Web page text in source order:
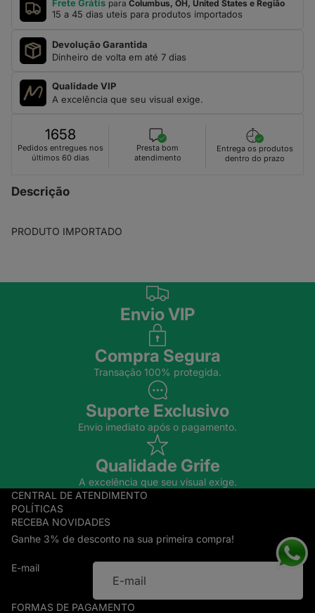
Frete Grátis para Columbus, OH, United States e Região
15 a 45 dias uteis para produtos importados
Devolução Garantida
Dinheiro de volta em até 7 dias
Qualidade VIP
A excelência que seu visual exige.
1658
Pedidos entregues nos
últimos 60 dias
Presta bom
atendimento
Entrega os produtos
dentro do prazo
Descrição
PRODUTO IMPORTADO
Envio VIP
Compra Segura
Transação 100% protegida.
Suporte Exclusivo
Envio imediato após o pagamento.
Qualidade Grife
A excelência que seu visual exige.
CENTRAL DE ATENDIMENTO
POLÍTICAS
RECEBA NOVIDADES
Ganhe 3% de desconto na sua primeira compra!
E-mail
FORMAS DE PAGAMENTO